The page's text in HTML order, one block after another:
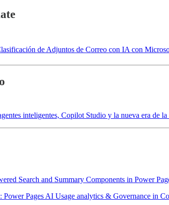
de Adjuntos de Correo con IA con
inteligentes, Copilot Studio y la nueva era de la
Search and Summary Components in Power
Pages AI Usage analytics & Governance in